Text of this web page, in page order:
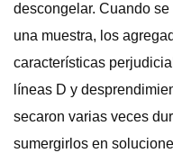
descongelar. Cuando
una muestra, los
características
líneas D y
secaron varias veces
sumergirlos en